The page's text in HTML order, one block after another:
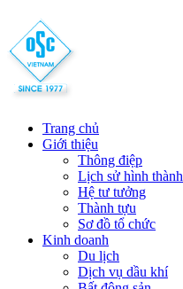
Trang chủ
Giới thiệu
Thông điệp
Lịch sử hình thành
Hệ tư tưởng
Thành tựu
Sơ đồ tổ chức
Kinh doanh
Du lịch
Dịch vụ dầu khí